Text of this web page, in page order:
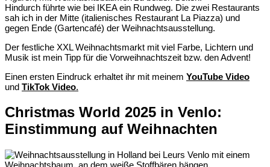
Hindurch führte wie bei IKEA ein Rundweg. Die zwei Restaurants
sah ich in der Mitte (italienisches Restaurant La Piazza) und
gegen Ende (Gartencafé) der Weihnachtsausstellung.
Der festliche XXL Weihnachtsmarkt mit viel Farbe, Lichtern und
Musik ist mein Tipp für die Vorweihnachtszeit bzw. den Advent!
Einen ersten Eindruck erhaltet ihr mit meinem YouTube Video
und TikTok Video.
Christmas World 2025 in Venlo:
Einstimmung auf Weihnachten